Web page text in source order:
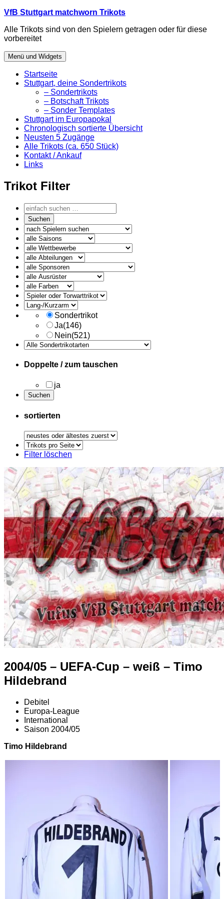
Zum
springen
VfB Stuttgart matchworn Trikots
Alle Trikots sind von den Spielern getragen oder für diese
vorbereitet
Menü und Widgets
Startseite
Stuttgart, deine Sondertrikots
– Sondertrikots
– Botschaft Trikots
– Sonder Templates
Stuttgart im Europapokal
Chronologisch sortierte Übersicht
Neusten 5 Zugänge
Alle Trikots (ca. 650 Stück)
Kontakt / Ankauf
Links
Trikot Filter
alle
Ausruester
Sondertrikot
Ja(146)
Nein(521)
Doppelte / zum tauschen
ja
sortierten
Trikots
pro
Filter löschen
2004/05 – UEFA-Cup – weiß – Timo
Hildebrand
Debitel
Europa-League
International
Saison 2004/05
Timo Hildebrand